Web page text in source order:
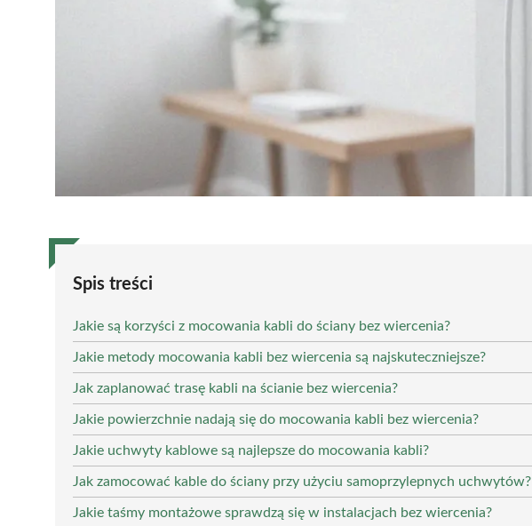
Spis treści
Jakie są korzyści z mocowania kabli do ściany bez wiercenia?
Jakie metody mocowania kabli bez wiercenia są najskuteczniejsze?
Jak zaplanować trasę kabli na ścianie bez wiercenia?
Jakie powierzchnie nadają się do mocowania kabli bez wiercenia?
Jakie uchwyty kablowe są najlepsze do mocowania kabli?
Jak zamocować kable do ściany przy użyciu samoprzylepnych uchwytów?
Jakie taśmy montażowe sprawdzą się w instalacjach bez wiercenia?